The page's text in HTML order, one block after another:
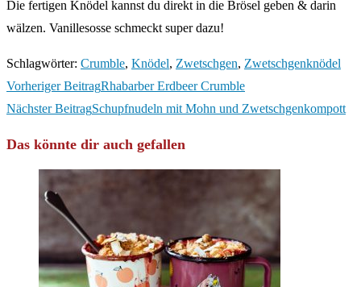
Die fertigen Knödel kannst du direkt in die Brösel geben & darin
wälzen. Vanillesosse schmeckt super dazu!
Schlagwörter: Crumble, Knödel, Zwetschgen, Zwetschgenknödel
Weitere
Artikel
Vorheriger BeitragRhabarber Erdbeer Crumble
Nächster BeitragSchupfnudeln mit Mohn und Zwetschgenkompott
Das könnte dir auch gefallen